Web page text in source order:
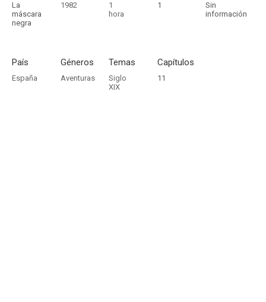
La
máscara
negra
1982
1
hora
1
Sin
información
País
España
Géneros
Aventuras
Temas
Siglo
XIX
Capítulos
11